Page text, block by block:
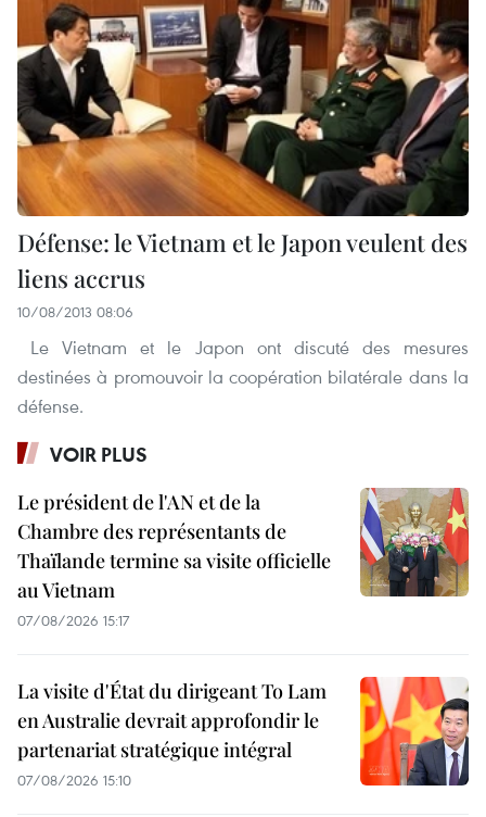
Défense: le Vietnam et le Japon veulent des
liens accrus
10/08/2013 08:06
Le Vietnam et le Japon ont discuté des mesures
destinées à promouvoir la coopération bilatérale dans la
défense.
VOIR PLUS
Le président de l'AN et de la
Chambre des représentants de
Thaïlande termine sa visite officielle
au Vietnam
07/08/2026 15:17
La visite d'État du dirigeant To Lam
en Australie devrait approfondir le
partenariat stratégique intégral
07/08/2026 15:10